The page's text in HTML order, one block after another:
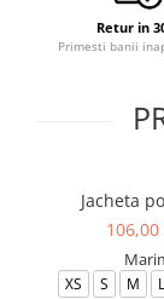
Retur in
Primesti banii
Jacheta
106,00
XS S M L